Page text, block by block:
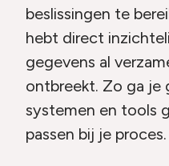
beslissingen te
hebt direct
gegevens al
ontbreekt. Zo ga je
systemen en tools
passen bij je proces.